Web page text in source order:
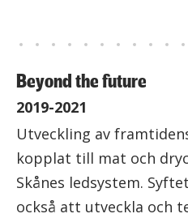
Beyond the future
2019-2021
Utveckling av
kopplat till mat och
Skånes ledsystem.
också att utveckla och